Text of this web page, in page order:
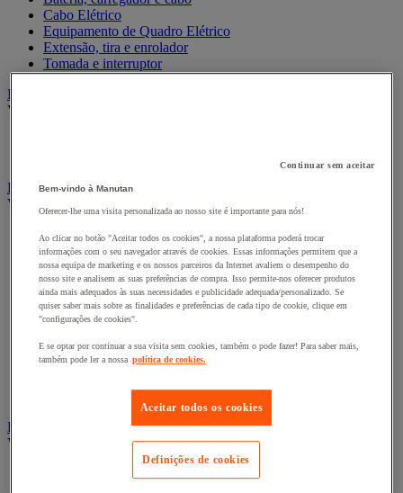
Cabo Elétrico
Equipamento de Quadro Elétrico
Extensão, tira e enrolador
Tomada e interruptor
Ferramentas Elétricas
Ver todas as categorias
Ferramentas elétricas portáteis - Acessórios
Ver todas as categorias
Acesórios para berbequim
Acessórios para berbequim
Acessórios para cortador-lixador
Acessórios para Dremel
Acessórios para Ferramentas Elétricas
Acessórios para fresadora
Acessórios para pistola de pregos
Acessórios para plaina
Ferramentas fixas, máquinas de oficina
Ver todas as categorias
Continuar sem aceitar
Bem-vindo à Manutan
Oferecer-lhe uma visita personalizada ao nosso site é importante para nós!
Ao clicar no botão "Aceitar todos os cookies", a nossa plataforma poderá trocar
informações com o seu navegador através de cookies. Essas informações permitem que a
nossa equipa de marketing e os nossos parceiros da Internet avaliem o desempenho do
nosso site e analisem as suas preferências de compra. Isso permite-nos oferecer produtos
ainda mais adequados às suas necessidades e publicidade adequada/personalizado. Se
quiser saber mais sobre as finalidades e preferências de cada tipo de cookie, clique em
"configurações de cookies".
E se optar por continuar a sua visita sem cookies, também o pode fazer! Para saber mais,
também pode ler a nossa política de cookies.
Aceitar todos os cookies
Definições de cookies